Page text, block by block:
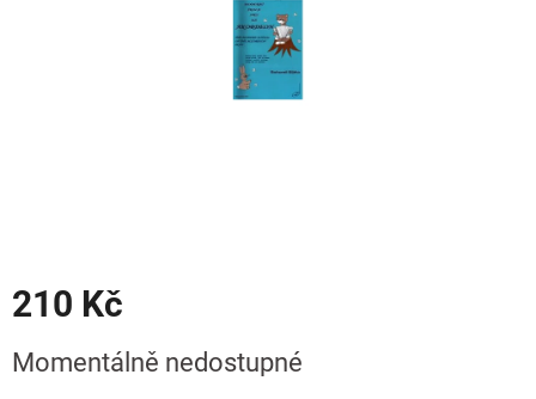
210 Kč
cena:
Momentálně nedostupné